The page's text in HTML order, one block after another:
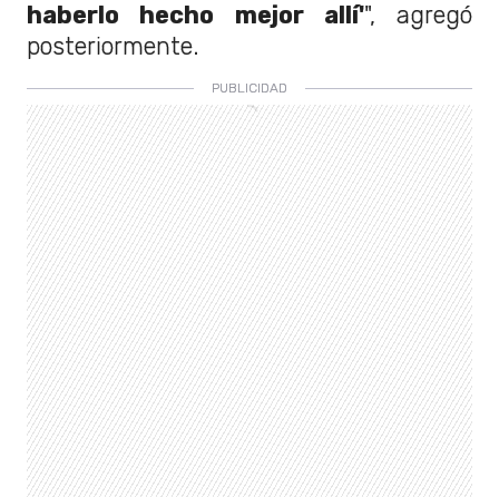
haberlo hecho mejor allí'", agregó
posteriormente.